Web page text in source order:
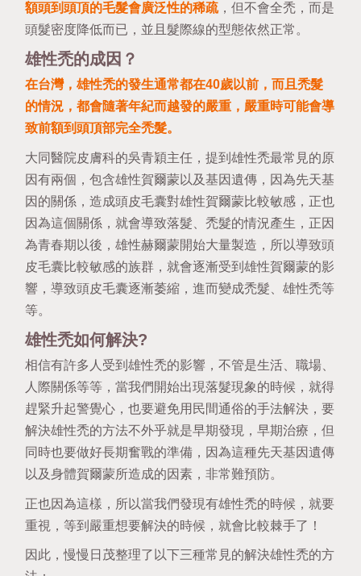
額頭到頭頂的毛髮會廣泛性的稀疏，但不會全禿，而是
頭髮密度降低而已，並且髮際線的型態依然正常。
雄性禿的成因？
在台灣，雄性禿的發生通常都在40歲以前，而且禿髮
的情況，都會隨著年紀而越發的嚴重，嚴重時可能會導
致前額到頭頂部完全禿髮。
大同醫院皮膚科的吳青穎主任 ，提到雄性禿最常見的原
因有兩個，包含雄性賀爾蒙以及基因遺傳，因為先天基
因的關係，造成頭皮毛囊對雄性賀爾蒙比較敏感，正也
因為這個關係，就會導致落髮、禿髮的情況產生，正因
為青春期以後，雄性赫爾蒙開始大量製造，所以導致頭
皮毛囊比較敏感的族群，就會逐漸受到雄性賀爾蒙的影
響，導致頭皮毛囊逐漸萎縮，進而變成禿髮、雄性禿等
等。
雄性禿如何解決?
相信有許多人受到雄性禿的影響，不管是生活、職場、
人際關係等等，當我們開始出現落髮現象的時候，就得
趕緊升起警覺心，也要避免用民間通俗的手法解決，要
解決雄性禿的方法不外乎就是早期發現，早期治療，但
同時也要做好長期奮戰的準備，因為這種先天基因遺傳
以及身體賀爾蒙所造成的因素，非常難預防。
正也因為這樣，所以當我們發現有雄性禿的時候，就要
重視，等到嚴重想要解決的時候，就會比較棘手了！
因此，慢慢日茂整理了以下三種常見的解決雄性禿的方